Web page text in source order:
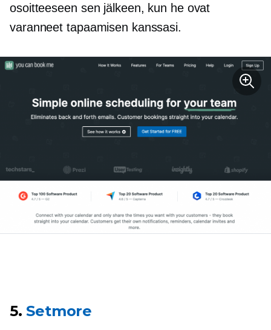
osoitteeseen sen jälkeen, kun he ovat
varanneet tapaamisen kanssasi.
5.Setmore